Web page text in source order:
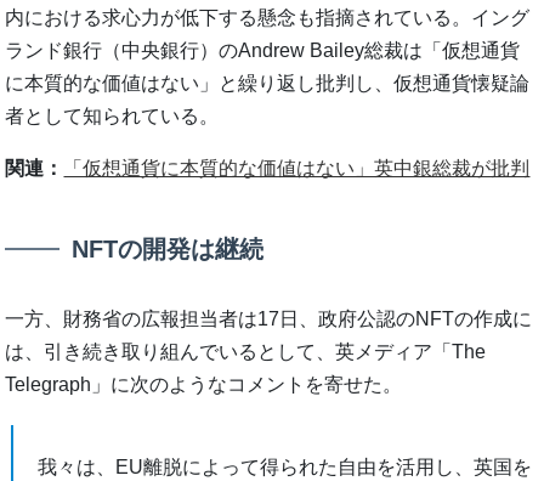
内における求心力が低下する懸念も指摘されている。イング
ランド銀行（中央銀行）のAndrew Bailey総裁は「仮想通貨
に本質的な価値はない」と繰り返し批判し、仮想通貨懐疑論
者として知られている。
関連： 「仮想通貨に本質的な価値はない」英中銀総裁が批判
NFTの開発は継続
一方、財務省の広報担当者は17日、政府公認のNFTの作成に
は、引き続き取り組んでいるとして、英メディア「The
Telegraph」に次のようなコメントを寄せた。
我々は、EU離脱によって得られた自由を活用し、英国を